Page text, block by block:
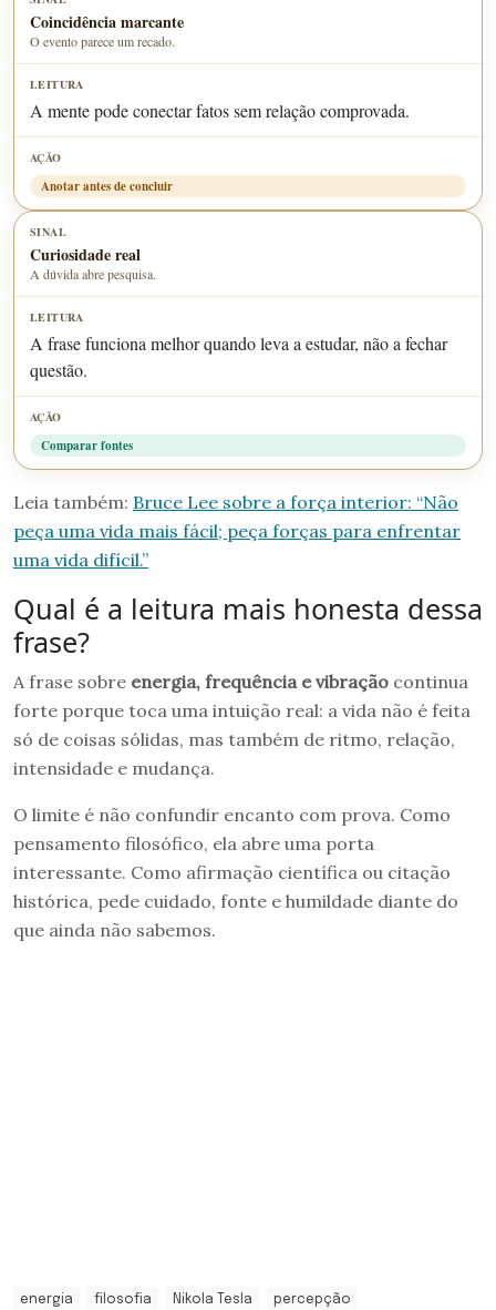
Coincidência marcante
O evento parece um recado.
A mente pode conectar fatos sem relação comprovada.
Anotar antes de concluir
Curiosidade real
A dúvida abre pesquisa.
A frase funciona melhor quando leva a estudar, não a fechar
questão.
Comparar fontes
Leia também: Bruce Lee sobre a força interior: “Não
peça uma vida mais fácil; peça forças para enfrentar
uma vida difícil.”
Qual é a leitura mais honesta dessa
frase?
A frase sobre energia, frequência e vibração continua
forte porque toca uma intuição real: a vida não é feita
só de coisas sólidas, mas também de ritmo, relação,
intensidade e mudança.
O limite é não confundir encanto com prova. Como
pensamento filosófico, ela abre uma porta
interessante. Como afirmação científica ou citação
histórica, pede cuidado, fonte e humildade diante do
que ainda não sabemos.
energia filosofia Nikola Tesla percepção